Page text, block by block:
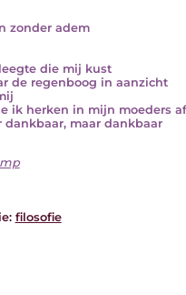
zonder adem
die mij kust
de regenboog in aanzicht
ik herken in mijn moeders
dankbaar, maar dankbaar
filosofie